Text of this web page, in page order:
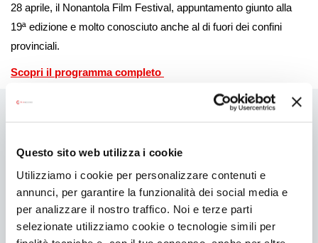
Questo sito web utilizza i cookie
Utilizziamo i cookie per personalizzare contenuti e
annunci, per garantire la funzionalità dei social media e
per analizzare il nostro traffico. Noi e terze parti
selezionate utilizziamo cookie o tecnologie simili per
28 aprile, il Nonantola Film Festival, appuntamento giunto alla
19ª edizione e molto conosciuto anche al di fuori dei confini
provinciali.
Scopri il programma completo
Sito web
Web
FACEBOOK INSTAGRAM